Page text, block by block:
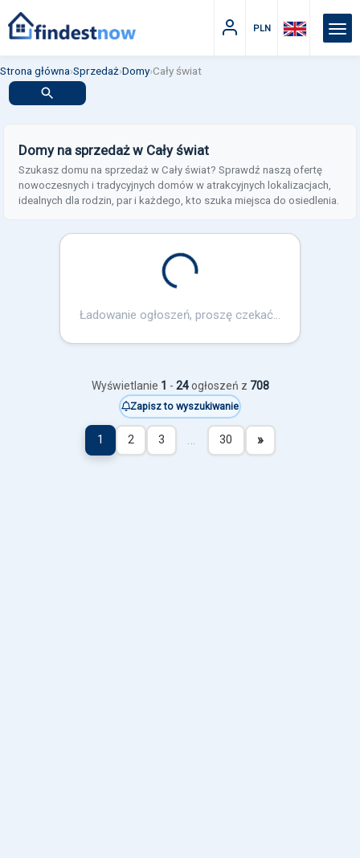
PLN
Strona główna›Sprzedaż›Domy›Cały świat
Domy na sprzedaż w Cały świat
Szukasz domu na sprzedaż w Cały świat? Sprawdź naszą ofertę
nowoczesnych i tradycyjnych domów w atrakcyjnych lokalizacjach,
idealnych dla rodzin, par i każdego, kto szuka miejsca do osiedlenia.
Loading...
Ładowanie ogłoszeń, proszę czekać...
Wyświetlanie 1 - 24ogłoszeń z 708
Zapisz to wyszukiwanie
1 2 3 30 »